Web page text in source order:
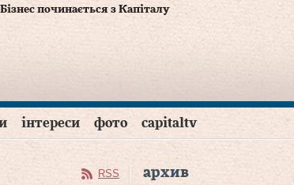
Бізнес починається з Капіталу
інтереси фото capitaltv
RSS архив